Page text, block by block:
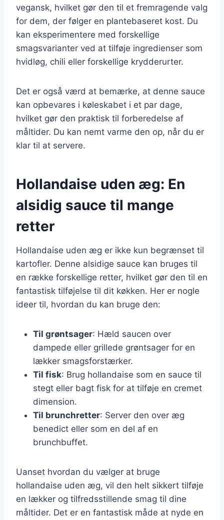
vegansk, hvilket gør den til et fremragende valg
for dem, der følger en plantebaseret kost. Du
kan eksperimentere med forskellige
smagsvarianter ved at tilføje ingredienser som
hvidløg, chili eller forskellige krydderurter.
Det er også værd at bemærke, at denne sauce
kan opbevares i køleskabet i et par dage,
hvilket gør den praktisk til forberedelse af
måltider. Du kan nemt varme den op, når du er
klar til at servere.
Hollandaise uden æg: En
alsidig sauce til mange
retter
Hollandaise uden æg er ikke kun begrænset til
kartofler. Denne alsidige sauce kan bruges til
en række forskellige retter, hvilket gør den til en
fantastisk tilføjelse til dit køkken. Her er nogle
ideer til, hvordan du kan bruge den:
Til grøntsager: Hæld saucen over
dampede eller grillede grøntsager for en
lækker smagsforstærker.
Til fisk: Brug hollandaise som en sauce til
stegt eller bagt fisk for at tilføje en cremet
dimension.
Til brunchretter: Server den over æg
benedict eller som en del af en
brunchbuffet.
Uanset hvordan du vælger at bruge
hollandaise uden æg, vil den helt sikkert tilføje
en lækker og tilfredsstillende smag til dine
måltider. Det er en fantastisk måde at nyde en